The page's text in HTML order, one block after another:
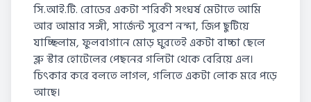
সি.আই.টি. রোডের একটা শরিকী সংঘর্ষ মেটাতে আমি
আর আমার সঙ্গী, সার্জেন্ট সুরেশ নন্দা, জিপ ছুটিয়ে
যাচ্ছিলাম, ফুলবাগানে মোড় ঘুরতেই একটা বাচ্চা ছেলে
ব্লু স্টার হোটেলের পেছনের গলিটা থেকে বেরিয়ে এল।
চিৎকার করে বলতে লাগল, গলিতে একটা লোক মরে পড়ে
আছে।